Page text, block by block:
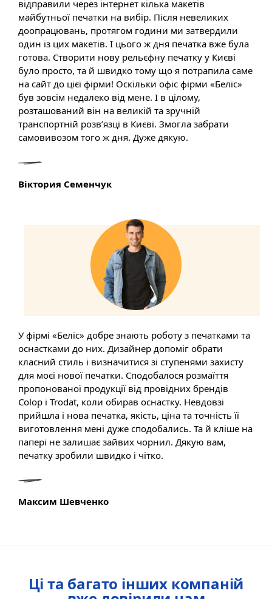
відправили через інтернет кілька макетів
майбутньої печатки на вибір. Після невеликих
доопрацювань, протягом години ми затвердили
один із цих макетів. І цього ж дня печатка вже була
готова. Створити нову рельєфну печатку у Києві
було просто, та й швидко тому що я потрапила саме
на сайт до цієї фірми! Оскільки офіс фірми «Беліс»
був зовсім недалеко від мене. І в цілому,
розташований він на великій та зручній
транспортній розв’язці в Києві. Змогла забрати
самовивозом того ж дня. Дуже дякую.
Віктория Семенчук
У фірмі «Беліс» добре знають роботу з печатками та
оснастками до них. Дизайнер допоміг обрати
класний стиль і визначитися зі ступенями захисту
для моєї нової печатки. Сподобалося розмаїття
пропонованої продукції від провідних брендів
Colop і Trodat, коли обирав оснастку. Невдовзі
прийшла і нова печатка, якість, ціна та точність її
виготовлення мені дуже сподобались. Та й кліше на
папері не залишає зайвих чорнил. Дякую вам,
печатку зробили швидко і чітко.
Максим Шевченко
Ці та багато інших компаній